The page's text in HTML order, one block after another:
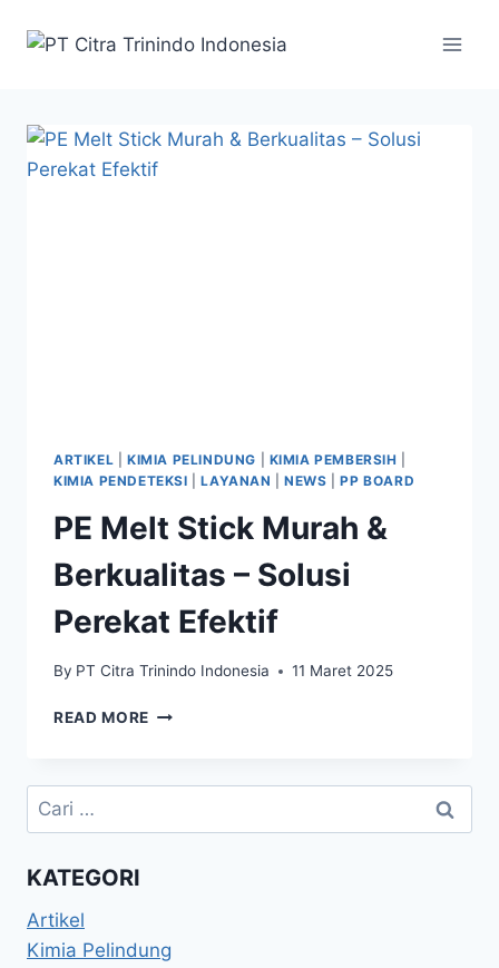
ARTIKEL KIMIA PELINDUNG KIMIA PEMBERSIH
KIMIA PENDETEKSI |LAYANAN |NEWS |PP BOARD
PE Melt Stick Murah &
Berkualitas – Solusi
Perekat Efektif
By PT Citra Trinindo Indonesia 11 Maret 2025
READ MORE
KATEGORI
Artikel
Kimia Pelindung